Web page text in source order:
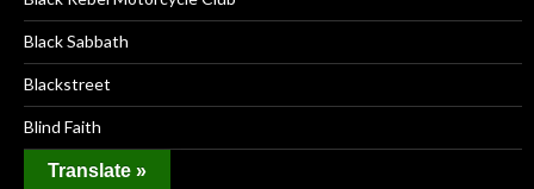
Black Sabbath
Blackstreet
Blind Faith
Blind Melon
Translate »